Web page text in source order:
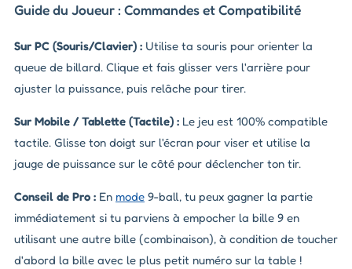
Guide du Joueur : Commandes et Compatibilité
Sur PC (Souris/Clavier) : Utilise ta souris pour orienter la
queue de billard. Clique et fais glisser vers l'arrière pour
ajuster la puissance, puis relâche pour tirer.
Sur Mobile / Tablette (Tactile) : Le jeu est 100% compatible
tactile. Glisse ton doigt sur l'écran pour viser et utilise la
jauge de puissance sur le côté pour déclencher ton tir.
Conseil de Pro : En mode 9-ball, tu peux gagner la partie
immédiatement si tu parviens à empocher la bille 9 en
utilisant une autre bille (combinaison), à condition de toucher
d'abord la bille avec le plus petit numéro sur la table !